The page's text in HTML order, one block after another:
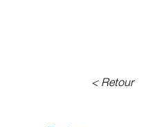
< Retour